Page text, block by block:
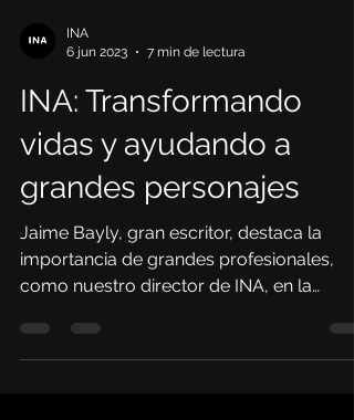
6 jun 2023
7 min de lectura
INA: Transformando
vidas y ayudando a
grandes personajes
Jaime Bayly, gran escritor, destaca la
importancia de grandes profesionales,
como nuestro director de INA, en la